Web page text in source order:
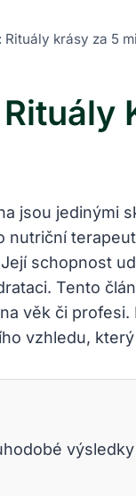
krásy za 5
jsou jedinými
nutriční
schopnost
Tento
věk či
vzhledu,